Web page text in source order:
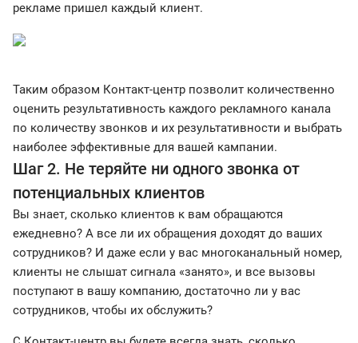
рекламе пришел каждый клиент.
Таким образом Контакт-центр позволит количественно
оценить результативность каждого рекламного канала
по количеству звонков и их результативности и выбрать
наиболее эффективные для вашей кампании.
Шаг 2. Не теряйте ни одного звонка от
потенциальных клиентов
Вы знает, сколько клиентов к вам обращаются
ежедневно? А все ли их обращения доходят до ваших
сотрудников? И даже если у вас многоканальный номер,
клиенты не слышат сигнала «занято», и все вызовы
поступают в вашу компанию, достаточно ли у вас
сотрудников, чтобы их обслужить?